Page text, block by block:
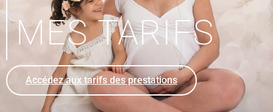
MES TARIFS
Accédez aux tarifs des prestations